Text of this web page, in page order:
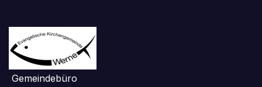
Gemeindebüro